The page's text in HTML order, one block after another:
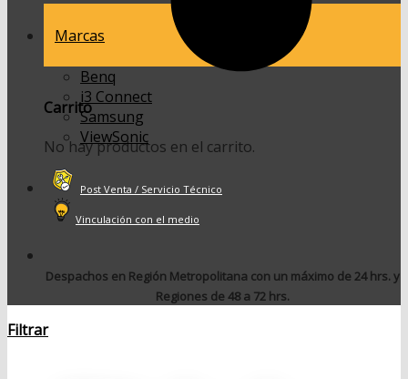
Carrito
No hay productos en el carrito.
Marcas
Benq
i3 Connect
Samsung
ViewSonic
Post Venta / Servicio Técnico
Vinculación con el medio
Despachos en Región Metropolitana con un máximo de 24 hrs. y
Regiones de 48 a 72 hrs.
Filtrar